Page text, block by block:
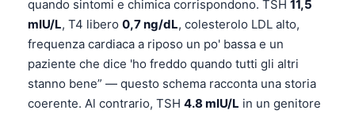
quando sintomi e chimica corrispondono. TSH 11,5
mIU/L, T4 libero 0,7 ng/dL, colesterolo LDL alto,
frequenza cardiaca a riposo un po' bassa e un
paziente che dice 'ho freddo quando tutti gli altri
stanno bene” — questo schema racconta una storia
coerente. Al contrario, TSH 4.8 mIU/L in un genitore